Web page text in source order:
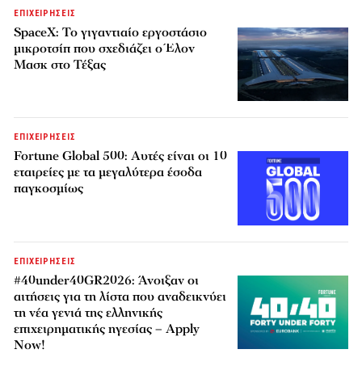
ΕΠΙΧΕΙΡΗΣΕΙΣ
SpaceX: Το γιγαντιαίο εργοστάσιο
μικροτσίπ που σχεδιάζει ο Έλον
Μασκ στο Τέξας
ΕΠΙΧΕΙΡΗΣΕΙΣ
Fortune Global 500: Αυτές είναι οι 10
εταιρείες με τα μεγαλύτερα έσοδα
παγκοσμίως
ΕΠΙΧΕΙΡΗΣΕΙΣ
#40under40GR2026: Άνοιξαν οι
αιτήσεις για τη λίστα που αναδεικνύει
τη νέα γενιά της ελληνικής
επιχειρηματικής ηγεσίας – Apply
Now!